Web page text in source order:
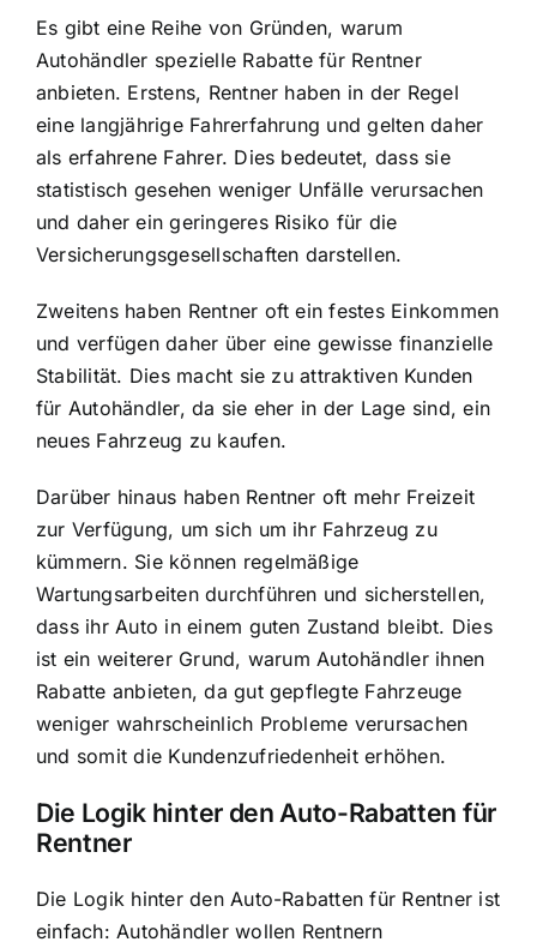
Es gibt eine Reihe von Gründen, warum
Autohändler spezielle Rabatte für Rentner
anbieten. Erstens, Rentner haben in der Regel
eine langjährige Fahrerfahrung und gelten daher
als erfahrene Fahrer. Dies bedeutet, dass sie
statistisch gesehen weniger Unfälle verursachen
und daher ein geringeres Risiko für die
Versicherungsgesellschaften darstellen.
Zweitens haben Rentner oft ein festes Einkommen
und verfügen daher über eine gewisse finanzielle
Stabilität. Dies macht sie zu attraktiven Kunden
für Autohändler, da sie eher in der Lage sind, ein
neues Fahrzeug zu kaufen.
Darüber hinaus haben Rentner oft mehr Freizeit
zur Verfügung, um sich um ihr Fahrzeug zu
kümmern. Sie können regelmäßige
Wartungsarbeiten durchführen und sicherstellen,
dass ihr Auto in einem guten Zustand bleibt. Dies
ist ein weiterer Grund, warum Autohändler ihnen
Rabatte anbieten, da gut gepflegte Fahrzeuge
weniger wahrscheinlich Probleme verursachen
und somit die Kundenzufriedenheit erhöhen.
Die Logik hinter den Auto-Rabatten für
Rentner
Die Logik hinter den Auto-Rabatten für Rentner ist
einfach:Autohändler wollen Rentnern